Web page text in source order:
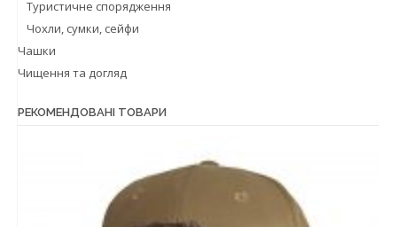
Туристичне спорядження
Чохли, сумки, сейфи
Чашки
Чищення та догляд
РЕКОМЕНДОВАНІ ТОВАРИ